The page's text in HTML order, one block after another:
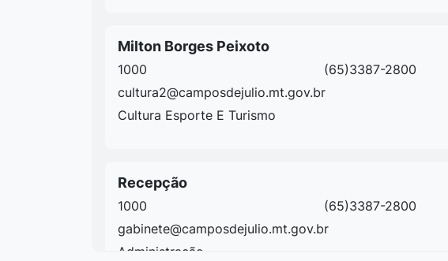
Milton Borges Peixoto
1000
(65)3387-2800
cultura2@camposdejulio.mt.gov.br
Cultura Esporte E Turismo
Recepção
1000
(65)3387-2800
gabinete@camposdejulio.mt.gov.br
Administração